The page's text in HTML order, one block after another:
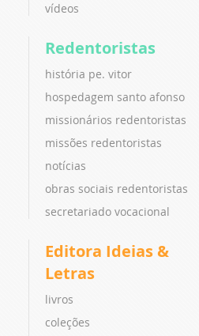
vídeos
Redentoristas
história pe. vitor
hospedagem santo afonso
missionários redentoristas
missões redentoristas
notícias
obras sociais redentoristas
secretariado vocacional
Editora Ideias &
Letras
livros
coleções